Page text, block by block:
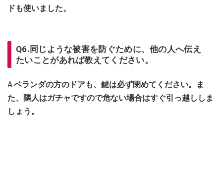
ドも使いました。
Q6.同じような被害を防ぐために、他の人へ伝え
たいことがあれば教えてください。
A.ベランダの方のドアも、鍵は必ず閉めてください。ま
た、隣人はガチャですので危ない場合はすぐ引っ越ししま
しょう。